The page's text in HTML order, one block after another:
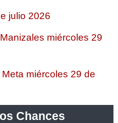
julio 2026
miércoles 29
miércoles 29 de
Chances